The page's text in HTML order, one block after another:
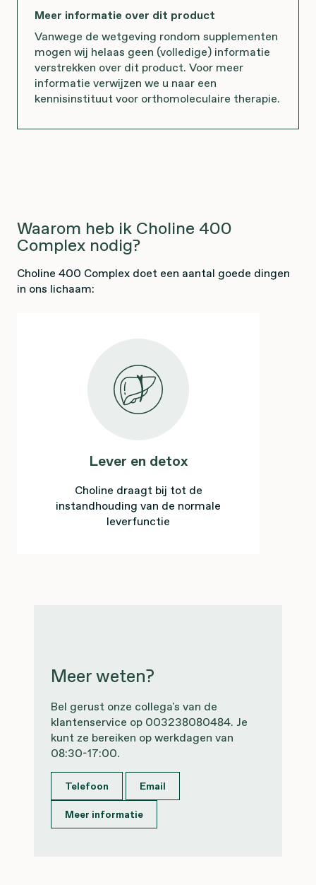
Meer informatie over dit product
Vanwege de wetgeving rondom supplementen
mogen wij helaas geen (volledige) informatie
verstrekken over dit product. Voor meer
informatie verwijzen we u naar een
kennisinstituut voor orthomoleculaire therapie.
Waarom heb ik Choline 400
Complex nodig?
Choline 400 Complex doet een aantal goede dingen
in ons lichaam:
Lever en detox
Choline draagt bij tot de
instandhouding van de normale
leverfunctie
Meer weten?
Bel gerust onze collega's van de
klantenservice op 003238080484. Je
kunt ze bereiken op werkdagen van
08:30-17:00.
Telefoon
Email
Meer informatie